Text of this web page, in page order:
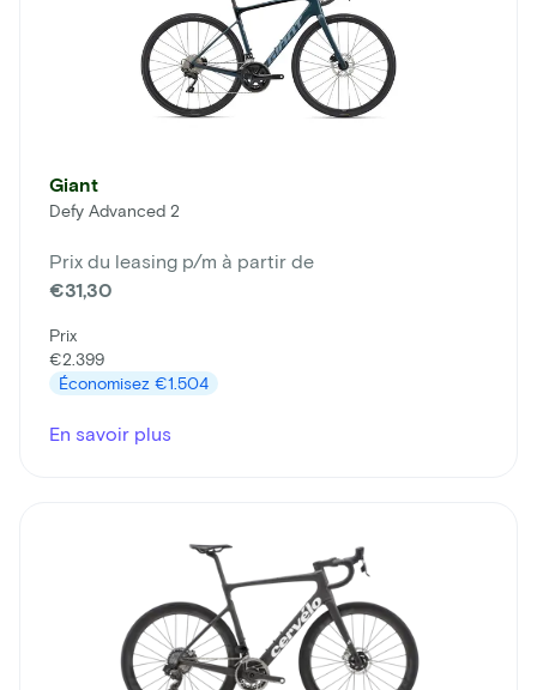
Giant
Defy Advanced 2
Prix du leasing p/m à partir de
€31,30
Prix
€2.399
Économisez €1.504
En savoir plus